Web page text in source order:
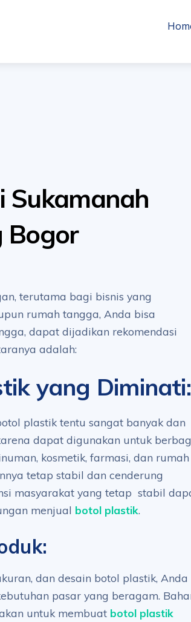
Sukamanah
Bogor
terutama bagi bisnis yang
rumah tangga, Anda bisa
dapat dijadikan rekomendasi
adalah:
yang Diminati:
plastik tentu sangat banyak dan
dapat digunakan untuk
kosmetik, farmasi, dan rumah
tetap stabil dan cenderung
masyarakat yang tetap stabil
menjual botol plastik.
dan desain botol plastik, Anda
pasar yang beragam.
untuk membuat botol plastik